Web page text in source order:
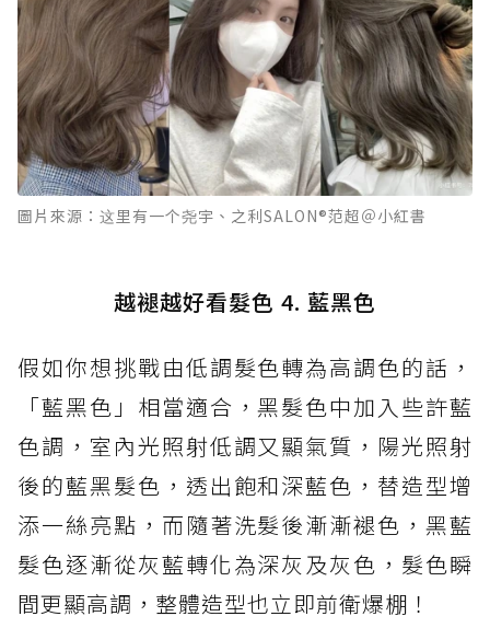
圖片來源：这里有一个尧宇、之利SALON®范超＠小紅書
越褪越好看髮色 4. 藍黑色
假如你想挑戰由低調髮色轉為高調色的話，
「藍黑色」相當適合，黑髮色中加入些許藍
色調，室內光照射低調又顯氣質，陽光照射
後的藍黑髮色，透出飽和深藍色，替造型增
添一絲亮點，而隨著洗髮後漸漸褪色，黑藍
髮色逐漸從灰藍轉化為深灰及灰色，髮色瞬
間更顯高調，整體造型也立即前衛爆棚！